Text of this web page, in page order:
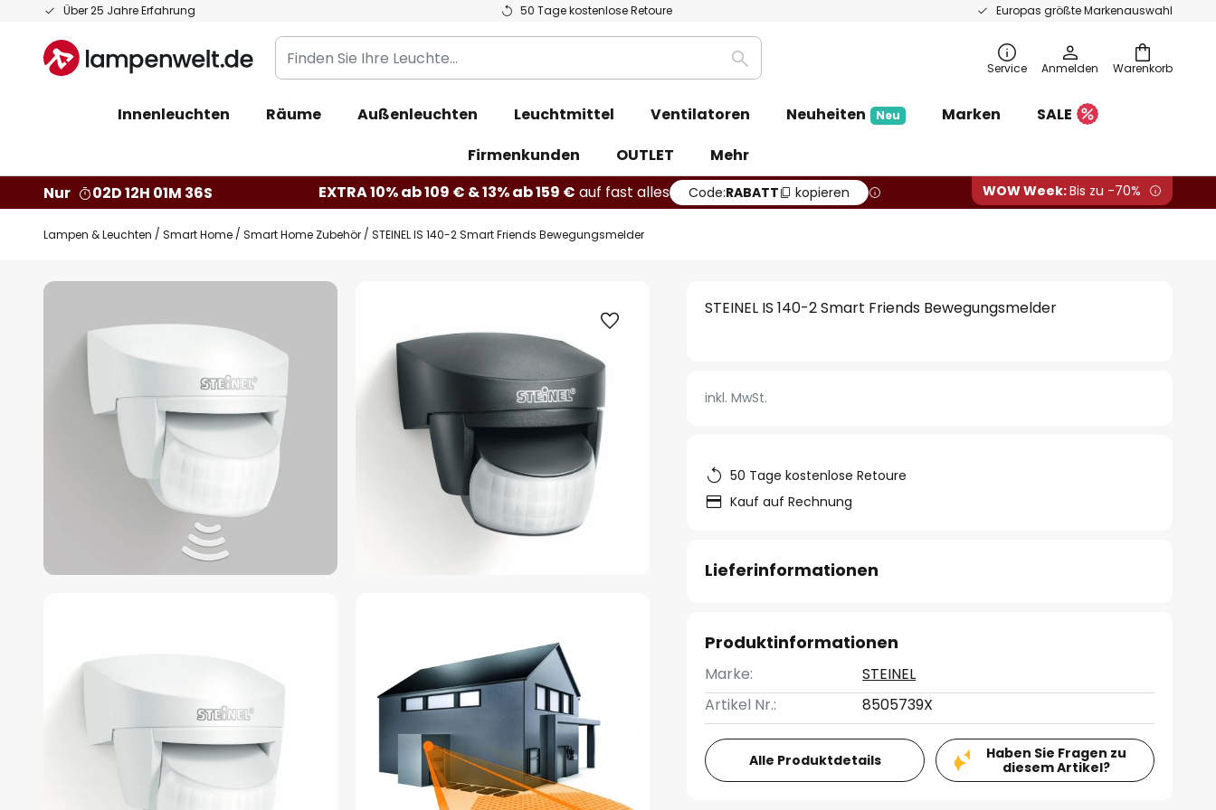
Über 25 Jahre Erfahrung 50 Tage kostenlose Retoure Europas größte Markenauswahl
Zum
springen
Warenkorb
Finden
Sie
Leuchte...
Suche Service Anmelden
Innenleuchten Räume Außenleuchten Leuchtmittel Ventilatoren Neuheiten Neu Marken
SALE
Firmenkunden
OUTLET
Mehr
Nur
02D 12H 01M 35S EXTRA 10% ab 109 € & 13% ab 159 € auf fast alles Code:RABATT kopieren WOW Week:Bis zu -70%
Lampen & Leuchten Smart Home Smart Home Zubehör STEINEL IS 140-2 Smart Friends Bewegungsmelder
Zum
Bildgalerie
springen
STEINEL IS 140-2 Smart Friends Bewegungsmelder
inkl. MwSt.
50 Tage kostenlose Retoure
Kauf auf Rechnung
Lieferinformationen
Produktinformationen
Marke:
STEINEL
Artikel Nr.:
8505739X
Alle Produktdetails
Haben Sie Fragen zu
diesem Artikel?